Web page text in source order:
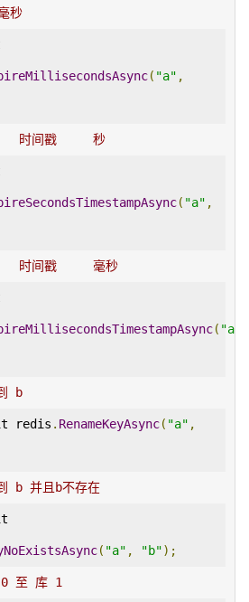
秒
( "a" ,
时间戳     秒
( "a" ,
时间戳     毫秒
( "a"
b
redis . RenameKeyAsync( "a" ,
b 并且b不存在
( "a" , "b");
至 库 1